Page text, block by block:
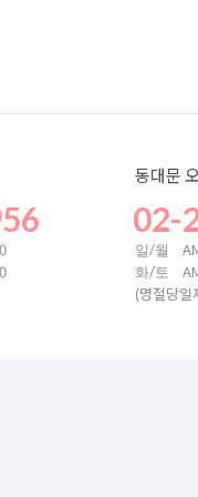
동대문
02-
일/월
화/토
(명절당일